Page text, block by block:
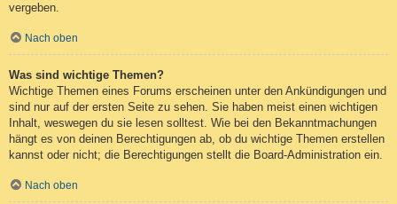
vergeben.
Nach oben
Was sind wichtige Themen?
Wichtige Themen eines Forums erscheinen unter den Ankündigungen und
sind nur auf der ersten Seite zu sehen. Sie haben meist einen wichtigen
Inhalt, weswegen du sie lesen solltest. Wie bei den Bekanntmachungen
hängt es von deinen Berechtigungen ab, ob du wichtige Themen erstellen
kannst oder nicht; die Berechtigungen stellt die Board-Administration ein.
Nach oben